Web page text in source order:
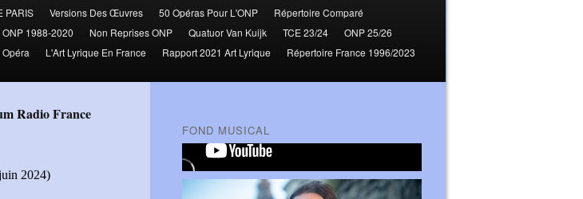
PARIS Versions Des Œuvres 50 Opéras Pour L'ONP
Répertoire Comparé
1988-2020 Non Reprises ONP Quatuor Van Kuijk TCE 23/24
ONP 25/26
L'Art Lyrique En France Rapport 2021 Art Lyrique
Répertoire France 1996/2023
Radio France
2024)
FOND MUSICAL